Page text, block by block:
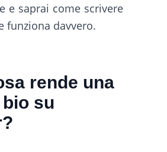
e saprai come scrivere
funziona davvero.
rende una
su